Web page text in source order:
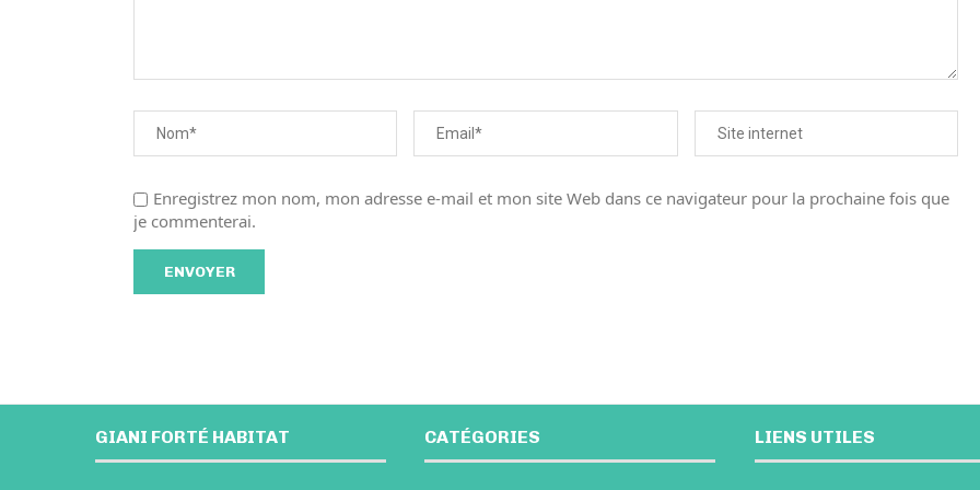
Enregistrez mon nom, mon adresse e-mail et mon site Web dans ce navigateur pour la prochaine fois que
je commenterai.
GIANI FORTÉ HABITAT CATÉGORIES LIENS UTILES